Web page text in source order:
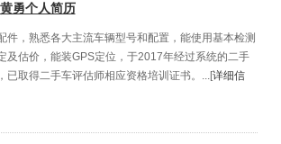
勇个人简历
件，熟悉各大主流车辆型号和配置，能使用基本检测
及估价，能装GPS定位，于2017年经过系统的二手
已取得二手车评估师相应资格培训证书。...[详细信